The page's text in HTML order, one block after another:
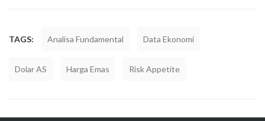
TAGS: Analisa Fundamental Data Ekonomi
Dolar AS Harga Emas Risk Appetite